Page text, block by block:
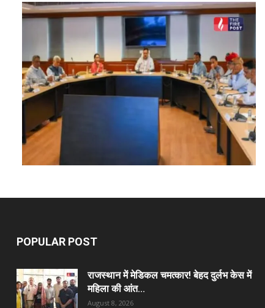
POPULAR POST
राजस्थान में मेडिकल चमत्कार! बेहद दुर्लभ केस में
महिला की आंत...
August 8, 2026